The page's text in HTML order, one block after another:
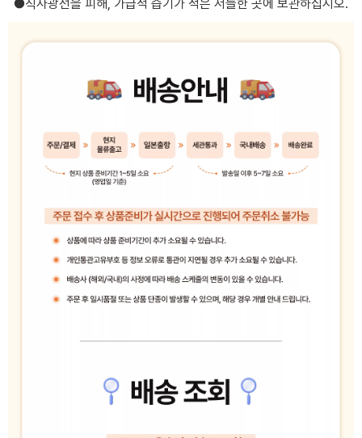
●직사광선을 피해, 가급적 습기가 적은 서늘한 곳에 보관하십시오.